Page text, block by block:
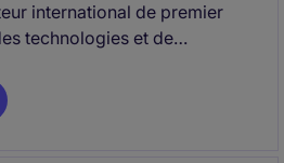
international de premier
technologies et de
activités au Maroc, il recrute
Manager basé à